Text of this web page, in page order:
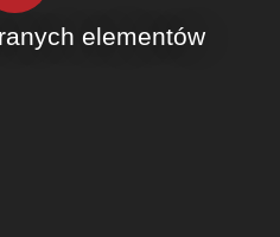
elementów